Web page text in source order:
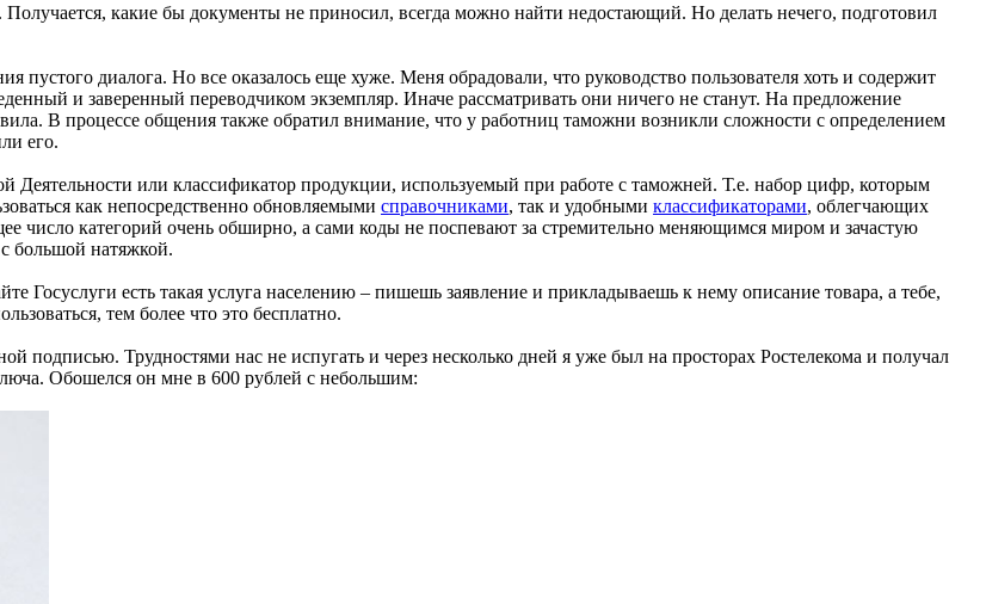
какие бы документы не приносил, всегда можно найти недостающий. Но делать нечего, подготовил
диалога. Но все оказалось еще хуже. Меня обрадовали, что руководство пользователя хоть и содержит
и заверенный переводчиком экземпляр. Иначе рассматривать они ничего не станут. На предложение
В процессе общения также обратил внимание, что у работниц таможни возникли сложности с определением
его.
или классификатор продукции, используемый при работе с таможней. Т.е. набор цифр, которым
как непосредственно обновляемыми справочниками, так и удобными классификаторами, облегчающих
число категорий очень обширно, а сами коды не поспевают за стремительно меняющимся миром и зачастую
большой натяжкой.
Госуслуги есть такая услуга населению – пишешь заявление и прикладываешь к нему описание товара, а тебе,
тем более что это бесплатно.
подписью. Трудностями нас не испугать и через несколько дней я уже был на просторах Ростелекома и получал
Обошелся он мне в 600 рублей с небольшим: